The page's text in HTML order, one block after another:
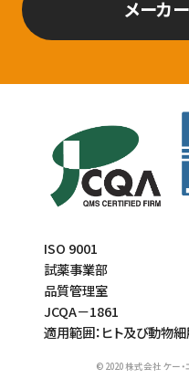
メーカ
ISO 9001
試薬事業部
品質管理室
JCQA－1861
適用範囲：ヒト及び動物
© 2020 株式会社 ケー